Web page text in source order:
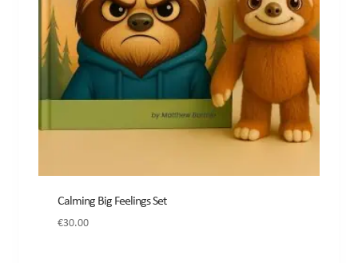
Calming Big Feelings Set
€30.00